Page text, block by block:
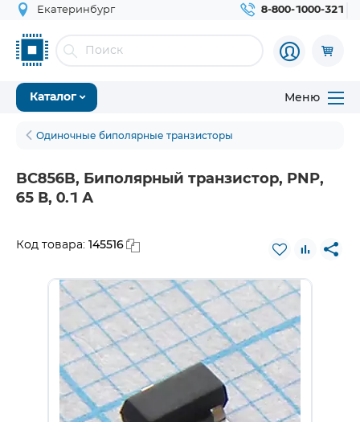
Екатеринбург 8-800-1000-321
Каталог Меню
Одиночные биполярные транзисторы
BC856B, Биполярный транзистор, PNP,
65 В, 0.1 А
Код товара: 145516